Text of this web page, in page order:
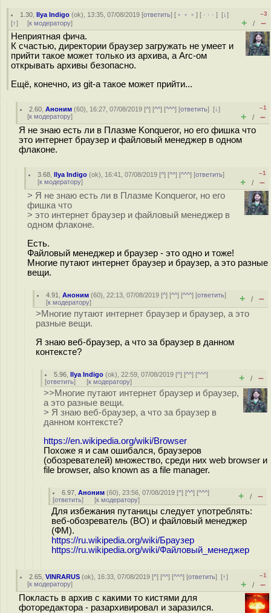
1.30 ,Ilya Indigo (ok), 13:35, 07/08/2019 [ответить] [ ﹢﹢﹢] [ · · ·][↓]
[↑] [к модератору]
–3
+ / –
Неприятная фича.
К счастью, директории браузер загружать не умеет и
прийти такое может только из архива, а Arc-ом
открывать архивы безопасно.
Ещё, конечно, из git-а такое может прийти...
2.60 ,Аноним (60), 16:27, 07/08/2019 [^] [^^] [^^^] [ответить][↓]
[к модератору]
–1
+ / –
Я не знаю есть ли в Плазме Konqueror, но его фишка что
это интернет браузер и файловый менеджер в одном
флаконе.
3.68 ,Ilya Indigo (ok), 16:41, 07/08/2019 [^] [^^] [^^^] [ответить]
[к модератору]
–1
+ / –
> Я не знаю есть ли в Плазме Konqueror, но его
фишка что
> это интернет браузер и файловый менеджер в
одном флаконе.
Есть.
Файловый менеджер и браузер - это одно и тоже!
Многие путают интернет браузер и браузер, а это разные
вещи.
4.91 ,Аноним (60), 22:13, 07/08/2019 [^] [^^] [^^^] [ответить]
[к модератору] + / –
>Многие путают интернет браузер и браузер, а это
разные вещи.
Я знаю веб-браузер, а что за браузер в данном
контексте?
5.96 ,Ilya Indigo (ok), 22:59, 07/08/2019 [^] [^^] [^^^]
[ответить] [к модератору] + / –
>>Многие путают интернет браузер и браузер,
а это разные вещи.
> Я знаю веб-браузер, а что за браузер в
данном контексте?
https://en.wikipedia.org/wiki/Browser
Похоже я и сам ошибался, браузеров
(обозревателей) множество, среди них web browser и
file browser, also known as a file manager.
6.97 ,Аноним (60), 23:56, 07/08/2019 [^] [^^] [^^^]
[ответить] [к модератору] + / –
Для избежания путаницы следует употреблять:
веб-обозреватель (ВО) и файловый менеджер
(ФМ).
https://ru.wikipedia.org/wiki/Браузер
https://ru.wikipedia.org/wiki/Файловый_менеджер
2.65 ,VINRARUS (ok), 16:33, 07/08/2019 [^] [^^] [^^^] [ответить][↑]
[к модератору]
–1
+ / –
Покласть в архив с какими то кистями для
фоторедактора - разархивировал и заразился.